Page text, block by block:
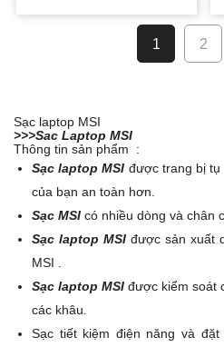
HIỆN
1 2
Sạc laptop MSI
>>>Sac Laptop MSI
Thông tin sản phẩm :
Sạc laptop MSI được trang bị
của bạn an toàn hơn.
Sạc MSI có nhiều dòng và chân
Sạc laptop MSI được sản xuất
MSI .
Sạc laptop MSI được kiểm soát
các khâu.
Sạc tiết kiệm điện năng và